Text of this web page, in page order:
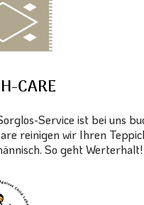
CARE
Service ist bei uns
reinigen wir Ihren
So geht Werterhalt!